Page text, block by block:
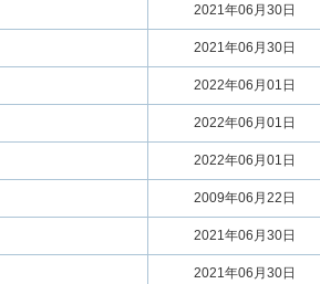
2021年06月30日
2021年06月30日
2022年06月01日
2022年06月01日
2022年06月01日
2009年06月22日
2021年06月30日
2021年06月30日